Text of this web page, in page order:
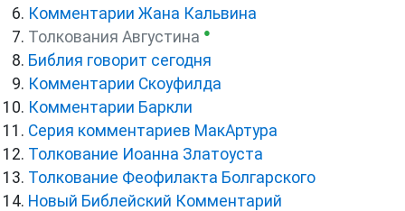
Комментарии Жана Кальвина
Толкования Августина ●
Библия говорит сегодня
Комментарии Скоуфилда
Комментарии Баркли
Серия комментариев МакАртура
Толкование Иоанна Златоуста
Толкование Феофилакта Болгарского
Новый Библейский Комментарий